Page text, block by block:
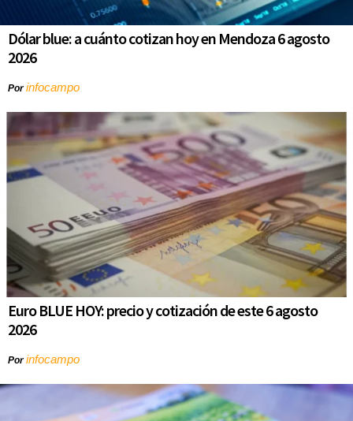
Dólar blue: a cuánto cotizan hoy en Mendoza 6 agosto
2026
Porinfocampo
Euro BLUE HOY: precio y cotización de este 6 agosto
2026
Porinfocampo